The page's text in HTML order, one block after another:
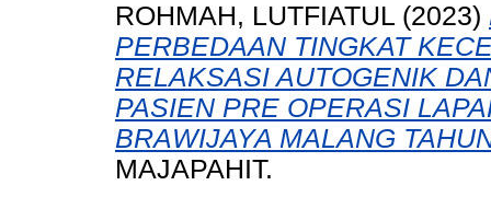
ROHMAH, LUTFIATUL (2023)
PERBEDAAN TINGKAT
RELAKSASI AUTOGENIK
PASIEN PRE OPERASI
BRAWIJAYA MALANG
MAJAPAHIT.